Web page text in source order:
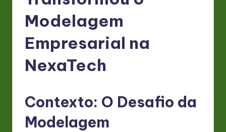
rt
Modelagem
Empresarial na
NexaTech
Contexto: O Desafio da
Modelagem